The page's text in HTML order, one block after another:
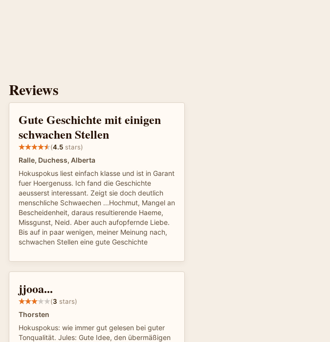
Reviews
Gute Geschichte mit einigen
schwachen Stellen
(4.5 stars)
Ralle, Duchess, Alberta
Hokuspokus liest einfach klasse und ist in Garant
fuer Hoergenuss. Ich fand die Geschichte
aeusserst interessant. Zeigt sie doch deutlich
menschliche Schwaechen ...Hochmut, Mangel an
Bescheidenheit, daraus resultierende Haeme,
Missgunst, Neid. Aber auch aufopfernde Liebe.
Bis auf in paar wenigen, meiner Meinung nach,
schwachen Stellen eine gute Geschichte
jjooa...
(3 stars)
Thorsten
Hokuspokus: wie immer gut gelesen bei guter
Tonqualität. Jules: Gute Idee, den übermäßigen